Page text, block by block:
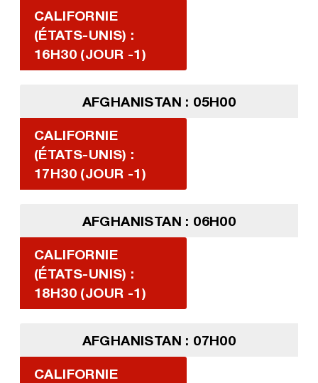
CALIFORNIE
(ÉTATS-UNIS) :
16H30 (JOUR -1)
AFGHANISTAN : 05H00
CALIFORNIE
(ÉTATS-UNIS) :
17H30 (JOUR -1)
AFGHANISTAN : 06H00
CALIFORNIE
(ÉTATS-UNIS) :
18H30 (JOUR -1)
AFGHANISTAN : 07H00
CALIFORNIE